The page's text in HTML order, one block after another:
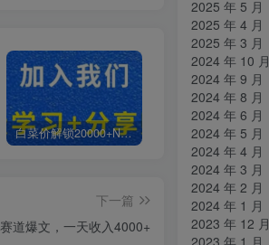
白菜价解锁20000+N个赚钱机会，加入知拾光会员，全站资源免费学习。
下一篇
道爆文，一天收入4000+
2025 年 5 月
2025 年 4 月
2025 年 3 月
2024 年 10 月
2024 年 9 月
2024 年 8 月
2024 年 6 月
2024 年 5 月
2024 年 4 月
2024 年 3 月
2024 年 2 月
2024 年 1 月
2023 年 12 月
2023 年 1 月